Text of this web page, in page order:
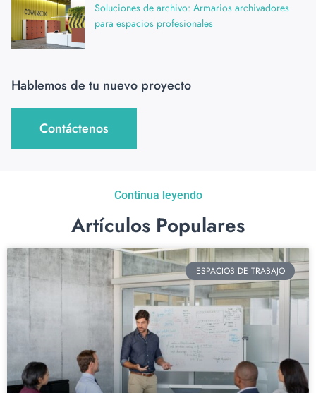
Soluciones de archivo: Armarios archivadores
para espacios profesionales
Hablemos de tu nuevo proyecto
Contáctenos
Continua leyendo
Artículos Populares
ESPACIOS DE TRABAJO